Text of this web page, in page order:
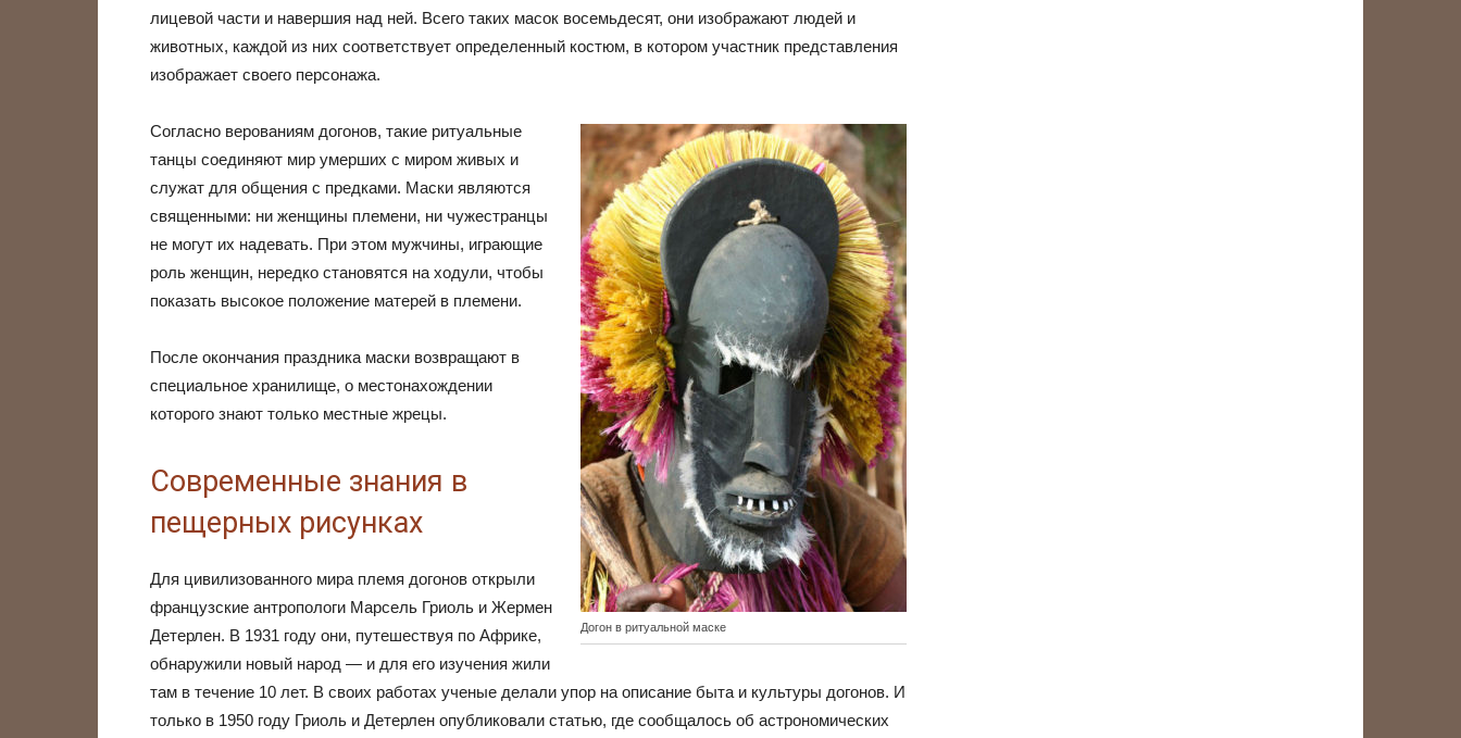
лицевой части и навершия над ней. Всего таких масок восемьдесят, они изображают людей и
животных, каждой из них соответствует определенный костюм, в котором участник представления
изображает своего персонажа.
Догон в ритуальной маске
Согласно верованиям догонов, такие ритуальные
танцы соединяют мир умерших с миром живых и
служат для общения с предками. Маски являются
священными: ни женщины племени, ни чужестранцы
не могут их надевать. При этом мужчины, играющие
роль женщин, нередко становятся на ходули, чтобы
показать высокое положение матерей в племени.
После окончания праздника маски возвращают в
специальное хранилище, о местонахождении
которого знают только местные жрецы.
Современные знания в
пещерных рисунках
Для цивилизованного мира племя догонов открыли
французские антропологи Марсель Гриоль и Жермен
Детерлен. В 1931 году они, путешествуя по Африке,
обнаружили новый народ — и для его изучения жили
там в течение 10 лет. В своих работах ученые делали упор на описание быта и культуры догонов. И
только в 1950 году Гриоль и Детерлен опубликовали статью, где сообщалось об астрономических